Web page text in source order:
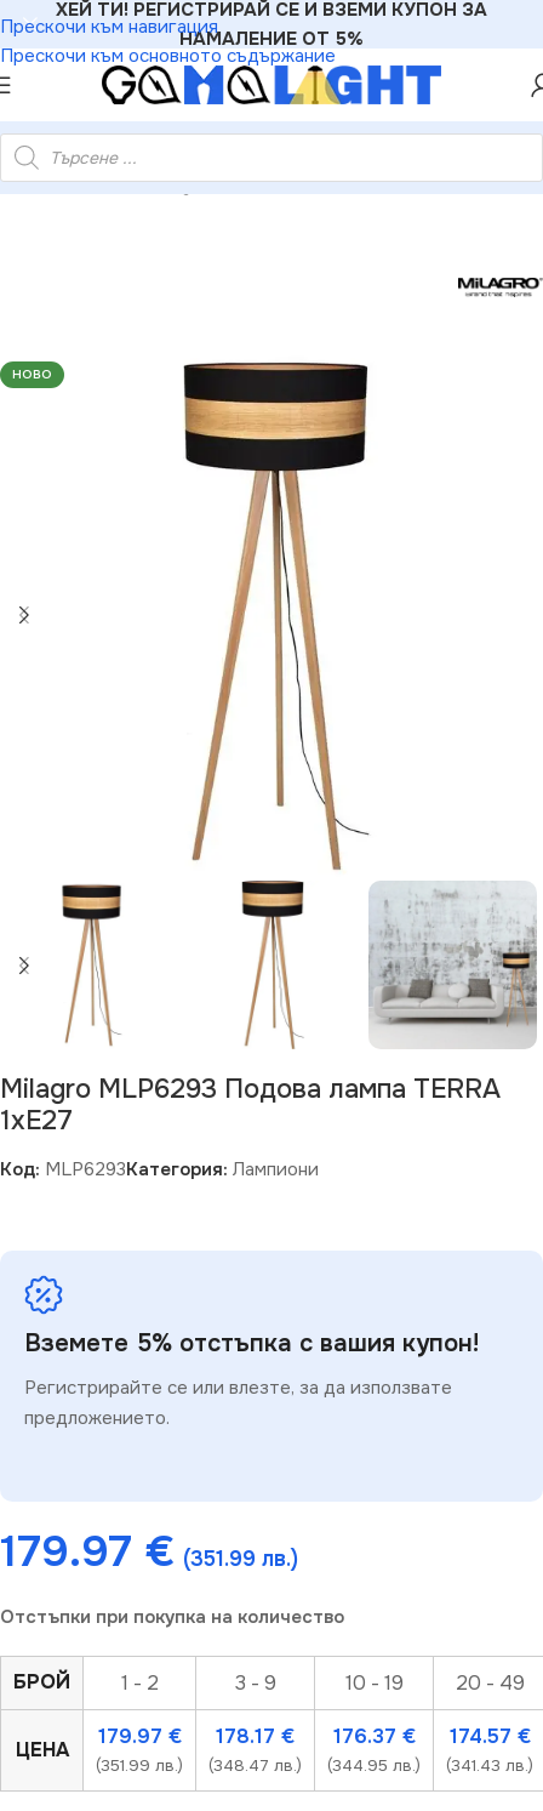
Прескочи към навигация
Прескочи към основното съдържание
ХЕЙ ТИ! РЕГИСТРИРАЙ СЕ И ВЗЕМИ КУПОН ЗА
НАМАЛЕНИЕ ОТ 5%
»Лампиони»Milagro MLP6293 Подова лампа TERRA 1xE27
НОВО
Milagro MLP6293 Подова лампа TERRA
1xE27
Код: MLP6293Категория: Лампиони
Вземете 5% отстъпка с вашия купон!
Регистрирайте се или влезте, за да използвате
предложението.
179.97 € (351.99 лв.)
Отстъпки при покупка на количество
БРОЙ 1 - 2 3 - 9 10 - 19 20 - 49
ЦЕНА
179.97 €
(351.99 лв.)
178.17 €
(348.47 лв.)
176.37 €
(344.95 лв.)
174.57 €
(341.43 лв.)